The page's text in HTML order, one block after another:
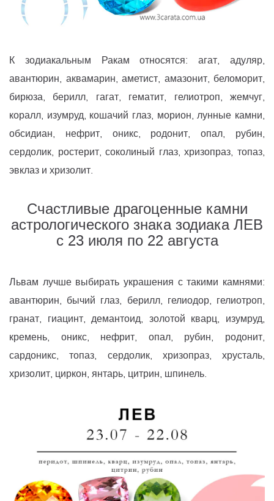
К зодиакальным Ракам относятся: агат, адуляр,
авантюрин, аквамарин, аметист, амазонит, беломорит,
бирюза, берилл, гагат, гематит, гелиотроп, жемчуг,
коралл, изумруд, кошачий глаз, морион, лунные камни,
обсидиан, нефрит, оникс, родонит, опал, рубин,
сердолик, ростерит, соколиный глаз, хризопраз, топаз,
эвклаз и хризолит.
Счастливые драгоценные камни
астрологического знака зодиака ЛЕВ
с 23 июля по 22 августа
Львам лучше выбирать украшения с такими камнями:
авантюрин, бычий глаз, берилл, гелиодор, гелиотроп,
гранат, гиацинт, демантоид, золотой кварц, изумруд,
кремень, оникс, нефрит, опал, рубин, родонит,
сардоникс, топаз, сердолик, хризопраз, хрусталь,
хризолит, циркон, янтарь, цитрин, шпинель.